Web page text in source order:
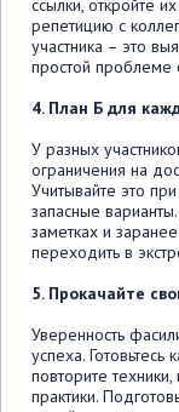
ссылки, откройте
репетицию с
участника – это
простой проблеме
4. План Б для
У разных
ограничения на
Учитывайте это
запасные
заметках и
переходить в
5. Прокачайте
Уверенность
успеха.
повторите
практики.